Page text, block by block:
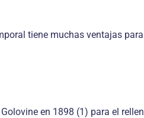
tiene muchas ventajas
en 1898 (1) para el